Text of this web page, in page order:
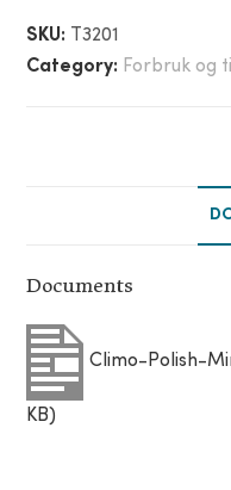
SKU:
T3201
Category: Forbruk og
Documents
Climo-Polish-
KB)